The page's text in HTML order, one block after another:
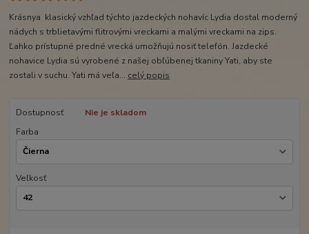
Krásnya klasický vzhľad týchto jazdeckých nohavíc Lydia dostal moderný
nádych s trblietavými flitrovými vreckami a malými vreckami na zips.
Ľahko prístupné predné vrecká umožňujú nosiť telefón. Jazdecké
nohavice Lydia sú vyrobené z našej obľúbenej tkaniny Yati, aby ste
zostali v suchu. Yati má veľa... celý popis
Dostupnosť
Nie je skladom
Farba
Veľkosť